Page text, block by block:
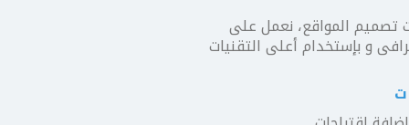
المواقع، نعمل على
و بإستخدام أعلى التقنيات